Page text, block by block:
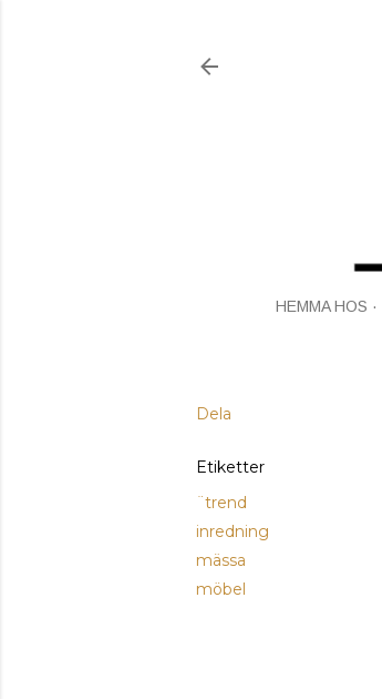
HEMMA HOS
Dela
Etiketter
¨trend
inredning
mässa
möbel